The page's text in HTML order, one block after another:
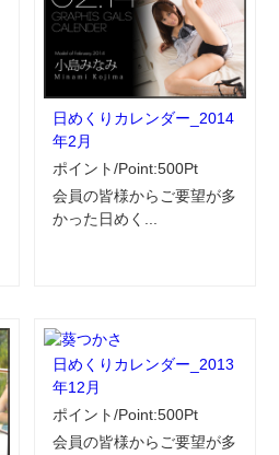
日めくりカレンダー_2014
年2月
ポイント/Point:500Pt
会員の皆様からご要望が多
かった日めく...
日めくりカレンダー_2013
年12月
ポイント/Point:500Pt
会員の皆様からご要望が多